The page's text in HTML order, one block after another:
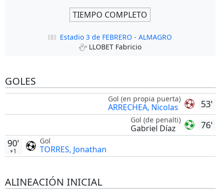
TIEMPO COMPLETO
Estadio 3 de FEBRERO - ALMAGRO
LLOBET Fabricio
GOLES
53'
Gol (en propia puerta)
ARRECHEA, Nicolas
76'
Gol (de penalti)
Gabriel Díaz
Gol
TORRES, Jonathan
90'
+1
ALINEACIÓN INICIAL